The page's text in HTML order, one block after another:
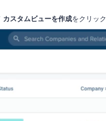
カスタムビューを作成をクリック